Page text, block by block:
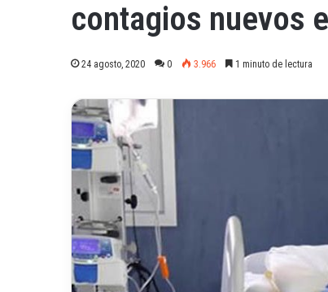
contagios nuevos
24 agosto, 2020 0 3.966 1 minuto de lectura